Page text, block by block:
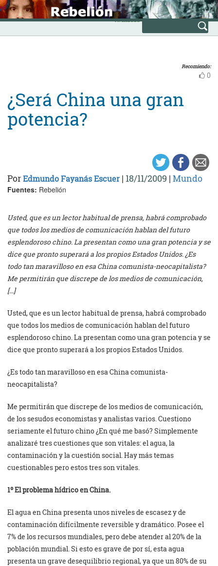
Skip
to
content
INICIO
Avanzada
Recomiendo:
0
¿Será China una gran
potencia?
PorEdmundo Fayanás Escuer | 18/11/2009 | Mundo
Fuentes: Rebelión
Usted, que es un lector habitual de prensa, habrá comprobado
que todos los medios de comunicación hablan del futuro
esplendoroso chino. La presentan como una gran potencia y se
dice que pronto superará a los propios Estados Unidos. ¿Es
todo tan maravilloso en esa China comunista-neocapitalista?
Me permitirán que discrepe de los medios de comunicación,
[…]
Usted, que es un lector habitual de prensa, habrá comprobado
que todos los medios de comunicación hablan del futuro
esplendoroso chino. La presentan como una gran potencia y se
dice que pronto superará a los propios Estados Unidos.
¿Es todo tan maravilloso en esa China comunista-
neocapitalista?
Me permitirán que discrepe de los medios de comunicación,
de los sesudos economistas y analistas varios. Cuestiono
seriamente el futuro chino ¿En qué me basó? Simplemente
analizaré tres cuestiones que son vitales: el agua, la
contaminación y la cuestión social. Hay más temas
cuestionables pero estos tres son vitales.
1º El problema hídrico en China.
El agua en China presenta unos niveles de escasez y de
contaminación difícilmente reversible y dramático. Posee el
7% de los recursos mundiales, pero debe atender al 20% de la
población mundial. Si esto es grave de por sí, esta agua
presenta un grave desequilibrio regional, ya que un 80% de su